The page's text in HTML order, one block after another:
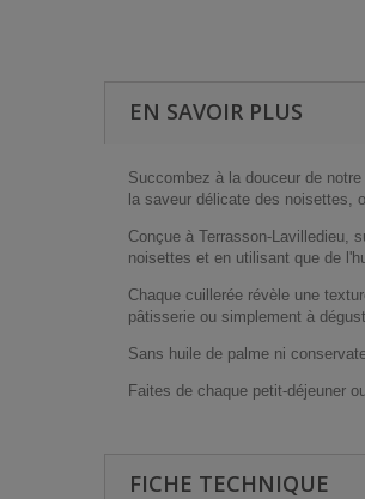
EN SAVOIR PLUS
Succombez à la douceur de
la saveur délicate des noisettes,
Conçue à Terrasson-Lavilledieu,
noisettes et en utilisant que de
Chaque cuillerée révèle une
pâtisserie ou simplement à
Sans huile de palme ni
Faites de chaque petit-déjeuner
FICHE TECHNIQUE